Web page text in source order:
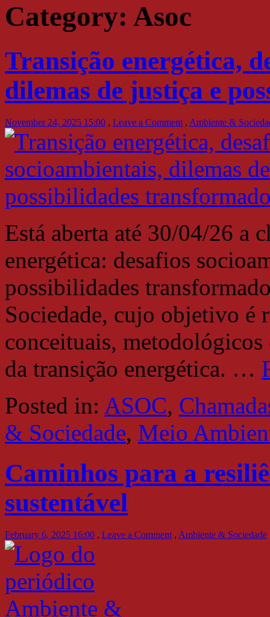
Category: Asoc
Transição energética,
dilemas de justiça e
November 24, 2025 15:00 , Leave a Comment , Ambiente &
Está aberta até 30/04/26 a
energética: desafios
possibilidades
Sociedade, cujo objetivo é
conceituais,
da transição energética. …
Posted in: ASOC,
& Sociedade, Meio
Caminhos para a
sustentável
February 6, 2025 16:00 , Leave a Comment , Ambiente & Sociedade